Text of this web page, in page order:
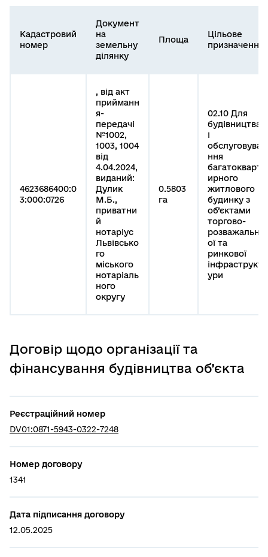
Кадастровий
номер
Документ
на
земельну
ділянку
Площа
Цільове
призначення
4623686400:0
3:000:0726
, від акт
прийманн
я-
передачі
№1002,
1003, 1004
від
4.04.2024,
виданий:
Дулик
М.Б.,
приватни
й
нотаріус
Львівсько
го
міського
нотаріаль
ного
округу
0.5803
га
02.10 Для
будівництва
і
обслуговува
ння
багатокварт
ирного
житлового
будинку з
об’єктами
торгово-
розважальн
ої та
ринкової
інфраструкт
ури
Договір щодо організації та
фінансування будівництва об’єкта
Реєстраційний номер
DV01:0871-5943-0322-7248
Номер договору
1341
Дата підписання договору
12.05.2025